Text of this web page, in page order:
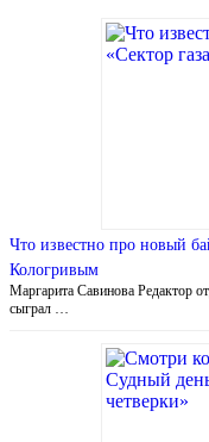
Что известно про новый
Кологривым
Маргарита Савинова Редактор
сыграл …